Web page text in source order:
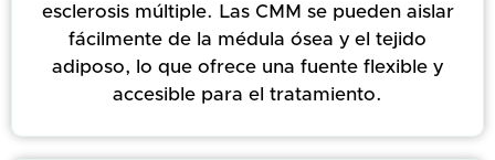
esclerosis múltiple. Las CMM se pueden aislar
fácilmente de la médula ósea y el tejido
adiposo, lo que ofrece una fuente flexible y
accesible para el tratamiento.